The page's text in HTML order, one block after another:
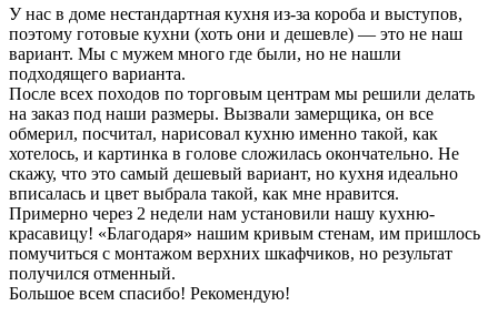
У нас в доме нестандартная кухня из-за короба и выступов,
поэтому готовые кухни (хоть они и дешевле) — это не наш
вариант. Мы с мужем много где были, но не нашли
подходящего варианта.
После всех походов по торговым центрам мы решили делать
на заказ под наши размеры. Вызвали замерщика, он все
обмерил, посчитал, нарисовал кухню именно такой, как
хотелось, и картинка в голове сложилась окончательно. Не
скажу, что это самый дешевый вариант, но кухня идеально
вписалась и цвет выбрала такой, как мне нравится.
Примерно через 2 недели нам установили нашу кухню-
красавицу! «Благодаря» нашим кривым стенам, им пришлось
помучиться с монтажом верхних шкафчиков, но результат
получился отменный.
Большое всем спасибо! Рекомендую!